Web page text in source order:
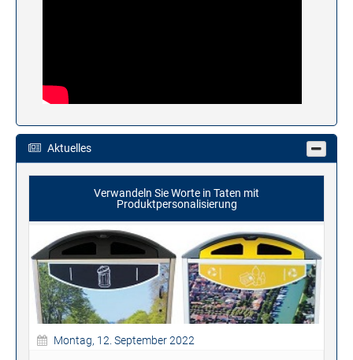
Aktuelles
Verwandeln Sie Worte in Taten mit
Produktpersonalisierung
Montag, 12. September 2022